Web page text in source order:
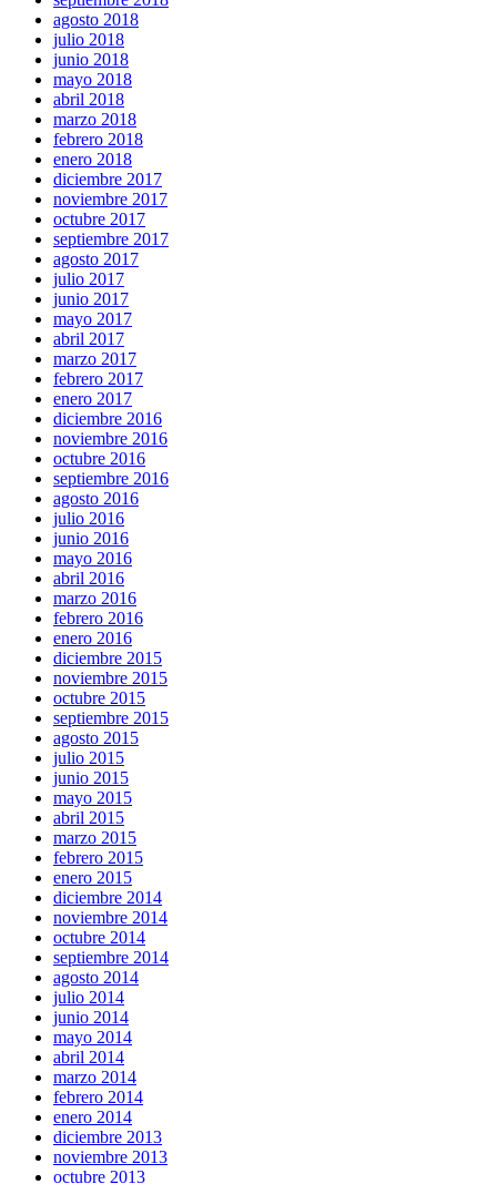
agosto 2018
julio 2018
junio 2018
mayo 2018
abril 2018
marzo 2018
febrero 2018
enero 2018
diciembre 2017
noviembre 2017
octubre 2017
septiembre 2017
agosto 2017
julio 2017
junio 2017
mayo 2017
abril 2017
marzo 2017
febrero 2017
enero 2017
diciembre 2016
noviembre 2016
octubre 2016
septiembre 2016
agosto 2016
julio 2016
junio 2016
mayo 2016
abril 2016
marzo 2016
febrero 2016
enero 2016
diciembre 2015
noviembre 2015
octubre 2015
septiembre 2015
agosto 2015
julio 2015
junio 2015
mayo 2015
abril 2015
marzo 2015
febrero 2015
enero 2015
diciembre 2014
noviembre 2014
octubre 2014
septiembre 2014
agosto 2014
julio 2014
junio 2014
mayo 2014
abril 2014
marzo 2014
febrero 2014
enero 2014
diciembre 2013
noviembre 2013
octubre 2013